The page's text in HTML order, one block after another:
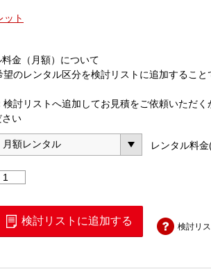
ット
金（月額）について
望のレンタル区分を検討リストに追加するこ
検討リストへ追加してお見積をご依頼いただく
さい
レンタル料金
AC
検討リストに追加する 検討リ